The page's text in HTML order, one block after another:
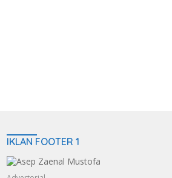
IKLAN FOOTER 1